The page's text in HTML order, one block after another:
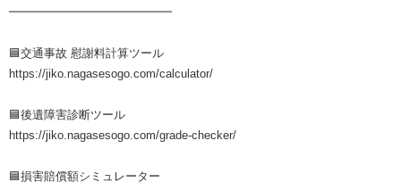
━━━━━━━━━━━━━━
🟦交通事故 慰謝料計算ツール
https://jiko.nagasesogo.com/calculator/
🟦後遺障害診断ツール
https://jiko.nagasesogo.com/grade-checker/
🟦損害賠償額シミュレーター